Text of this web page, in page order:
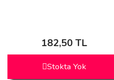
182,50 TL
Stokta Yok